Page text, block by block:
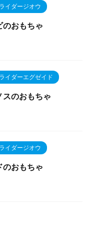
イダージオウ
のおもちゃ
イダーエグゼイド
スのおもちゃ
イダージオウ
のおもちゃ